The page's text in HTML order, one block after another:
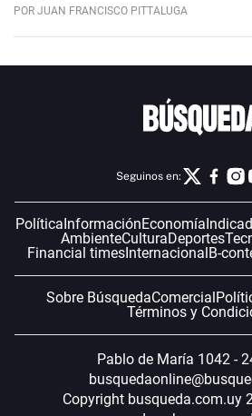
POR JUAN FRANCISCO PITTALUGA
Seguinos en:
Política InformaciónEconomía
AmbienteCulturaDeportes
Financial timesInternacional B-
Sobre BúsquedaComercial
Términos y
Pablo de María 1042 -
Copyright busqueda.com.uy